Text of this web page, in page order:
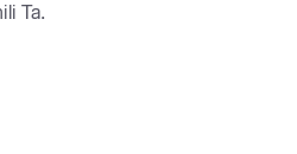
Ta.